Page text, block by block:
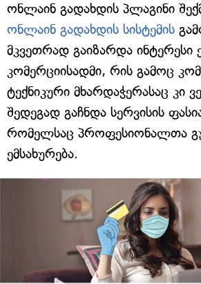
ონლაინ გადახდის პლაგინი
ონლაინ გადახდის სისტემის
მკვეთრად გაიზარდა
კომერციისადმი, რის გამოც
ტექნიკური მხარდაჭერასაც კი
შედეგად გაჩნდა სერვისის
რომელსაც პროფესიონალთა
ემსახურება.